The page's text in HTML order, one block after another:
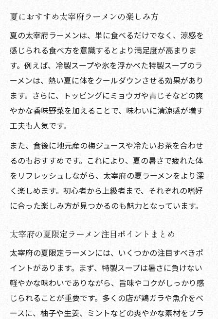
夏に注目の太宰府ラーメン独自スープ紹介
験
太宰府ラーメン夏のおすすめ味変アプロー
チ
夏限定の太宰府ラーメン新感覚メニュー探
訪
特製スープで夏を乗り切る太宰府おすすめ法
夏にぴったり太宰府ラーメン特製スープ活
用法
太宰府ラーメンで夏バテ予防の食べ方アド
バイス
太宰府の特製スープが夏に効く理由を解説
介
太宰府ラーメンで夏を快適に過ごすコツと
は
夏におすすめ太宰府ラーメンの楽しみ方
夏の太宰府ラーメンは、単に食べるだけでなく、涼感を
感じられる食べ方を意識するとより満足度が高まりま
す。例えば、冷製スープや氷を浮かべた特製スープのラ
ーメンは、熱い夏に体をクールダウンさせる効果があり
ます。さらに、トッピングにミョウガや青じそなどの爽
やかな香味野菜を加えることで、味わいに清涼感が増す
工夫も人気です。
また、食後に地元産の梅ジュースや冷たいお茶を合わせ
るのもおすすめです。これにより、夏の暑さで疲れた体
をリフレッシュしながら、太宰府の夏ラーメンをより深
く楽しめます。初心者から上級者まで、それぞれの嗜好
に合った楽しみ方が見つかるのも魅力となっています。
太宰府の夏限定ラーメン注目ポイントまとめ
太宰府の夏限定ラーメンには、いくつかの注目すべきポ
イントがあります。まず、特製スープは暑さに負けない
軽やかな味わいでありながら、旨味やコクがしっかり感
じられることが重要です。多くの店が鶏ガラや魚介をベ
ースに、柚子や生姜、ミントなどの爽やかな素材をプラ